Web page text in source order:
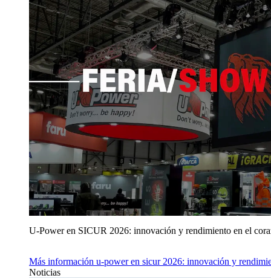
U‑Power en SICUR 2026: innovación y rendimiento en el
Más información u‑power en sicur 2026: innovación y
Noticias